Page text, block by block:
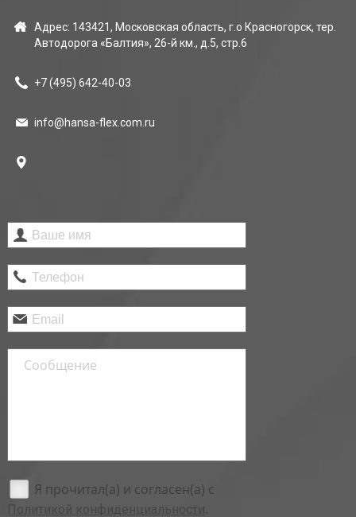
Адрес: 143421, Московская область, г.о Красногорск, тер.
Автодорога «Балтия», 26-й км., д.5, стр.6
+7 (495) 642-40-03
info@hansa-flex.com.ru
Я прочитал(а) и согласен(а) с
Политикой конфиденциальности.